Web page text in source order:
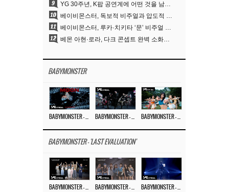
9 YG 30주년, K팝 공연계에 어떤 것을 남겼나
10 베이비몬스터, 독보적 비주얼과 압도적 소화력..’MOON’
11 베이비몬스터, 루카·치키타 ‘문’ 비주얼 공개…절제된 카리스마·유니크 비주얼
12 베몬 아현·로라, 다크 콘셉트 완벽 소화…’문’ 비주얼 포토 공개
BABYMONSTER
BABYMONSTER - 'LAST EVALUATION'